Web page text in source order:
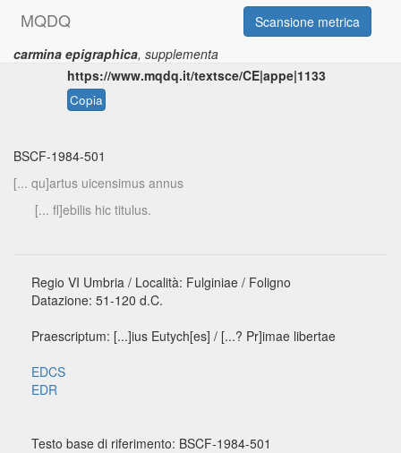
MQDQ
Scansione metrica
carmina epigraphica, supplementa
Permalink:
https://www.mqdq.it/textsce/CE|appe|1133
Copia
BSCF-1984-501
[... qu]artus uicensimus annus
[... fl]ebilis hic titulus.
Regio VI Umbria / Località: Fulginiae / Foligno
Datazione: 51-120 d.C.
Praescriptum: [...]ius Eutych[es] / [...? Pr]imae libertae
EDCS
EDR
Testo base di riferimento: BSCF-1984-501